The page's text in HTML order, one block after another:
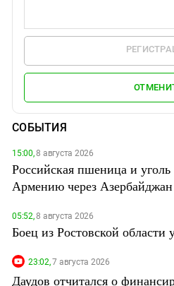
СОБЫТИЯ
15:00,8 августа 2026
Российская пшеница и
Армению через Азербайджан
05:52,8 августа 2026
Боец из Ростовской области
23:02,7 августа 2026
Даудов отчитался о